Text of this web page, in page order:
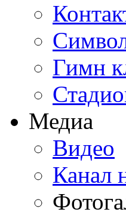
Гимн
Медиа
Видео
Канал